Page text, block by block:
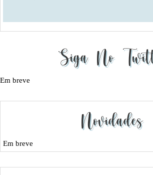
Siga No
Em breve
Novidades
Em breve